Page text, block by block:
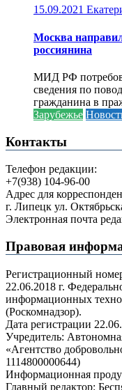
15.09.2021
Москва
россиянина
МИД РФ
сведения по
гражданина в
Зарубежье
Контакты
Телефон редакции:
+7(938) 104-96-00
Адрес для
г. Липецк ул.
Электронная почта
Правовая
Регистрационный
22.06.2018 г.
информационных
(Роскомнадзор).
Дата регистрации
Учредитель:
«Агентство
1114800000644)
Информационная
Главный редактор: